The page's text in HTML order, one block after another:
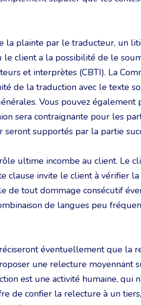
la plainte par le traducteur, un
client a la possibilité de le
et interprètes (CBTI). La
de la traduction avec le texte
Vous pouvez également
sera contraignante pour les
seront supportés par la partie
ultime incombe au client. Le
clause invite le client à vérifier
de tout dommage consécutif
de langues peu
éventuellement que la
une relecture
est une activité humaine, qui
de confier la relecture à un